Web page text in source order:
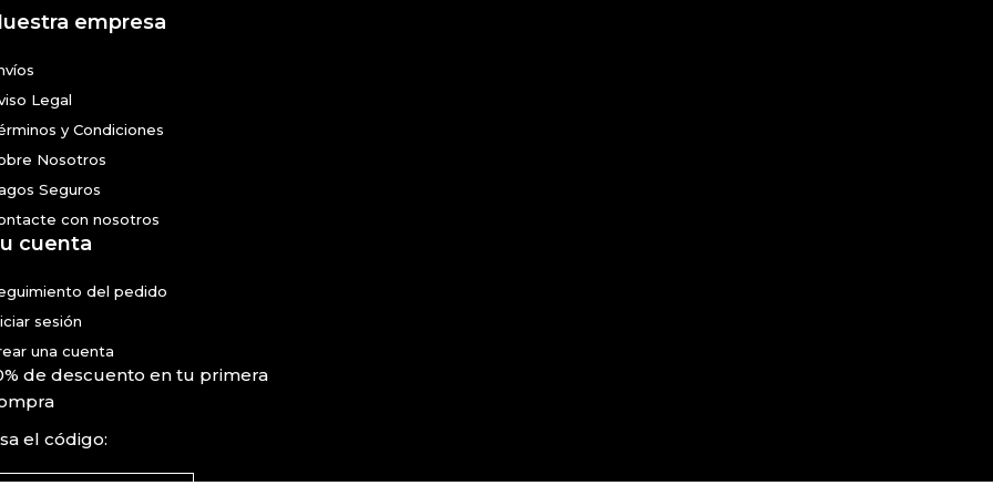
empresa
Legal
y Condiciones
Nosotros
Seguros
con nosotros
cuenta
del pedido
sesión
una cuenta
de descuento en tu primera
el código: